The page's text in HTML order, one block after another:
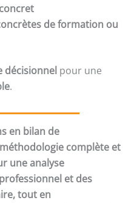
de formation ou
décisionnel pour une
.
en bilan de
complète et
une analyse
et des
tout en